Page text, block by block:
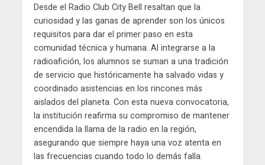
Desde el Radio Club City Bell resaltan que la
curiosidad y las ganas de aprender son los únicos
requisitos para dar el primer paso en esta
comunidad técnica y humana. Al integrarse a la
radioafición, los alumnos se suman a una tradición
de servicio que históricamente ha salvado vidas y
coordinado asistencias en los rincones más
aislados del planeta. Con esta nueva convocatoria,
la institución reafirma su compromiso de mantener
encendida la llama de la radio en la región,
asegurando que siempre haya una voz atenta en
las frecuencias cuando todo lo demás falla.